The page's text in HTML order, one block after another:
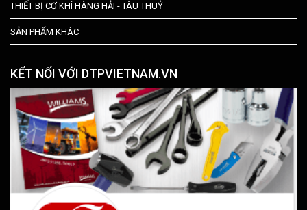
THIẾT BỊ CƠ KHÍ HÀNG HẢI - TÀU THUỶ
SẢN PHẨM KHÁC
KẾT NỐI VỚI DTPVIETNAM.VN